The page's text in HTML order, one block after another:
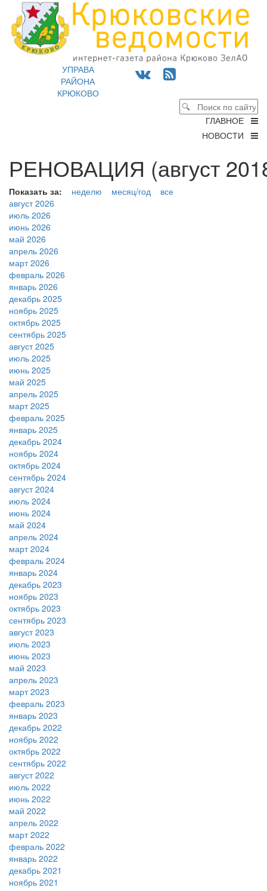
УПРАВА
РАЙОНА
КРЮКОВО
ГЛАВНОЕ
НОВОСТИ
РЕНОВАЦИЯ (август
Показать за: неделю месяц/год
все
август 2026
июль 2026
июнь 2026
май 2026
апрель 2026
март 2026
февраль 2026
январь 2026
декабрь 2025
ноябрь 2025
октябрь 2025
сентябрь 2025
август 2025
июль 2025
июнь 2025
май 2025
апрель 2025
март 2025
февраль 2025
январь 2025
декабрь 2024
ноябрь 2024
октябрь 2024
сентябрь 2024
август 2024
июль 2024
июнь 2024
май 2024
апрель 2024
март 2024
февраль 2024
январь 2024
декабрь 2023
ноябрь 2023
октябрь 2023
сентябрь 2023
август 2023
июль 2023
июнь 2023
май 2023
апрель 2023
март 2023
февраль 2023
январь 2023
декабрь 2022
ноябрь 2022
октябрь 2022
сентябрь 2022
август 2022
июль 2022
июнь 2022
май 2022
апрель 2022
март 2022
февраль 2022
январь 2022
декабрь 2021
ноябрь 2021